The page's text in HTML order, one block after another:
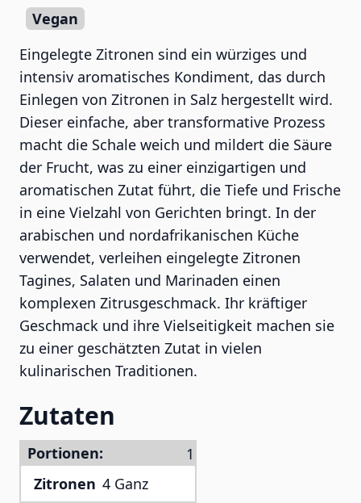
Vegan
Eingelegte Zitronen sind ein würziges und
intensiv aromatisches Kondiment, das durch
Einlegen von Zitronen in Salz hergestellt wird.
Dieser einfache, aber transformative Prozess
macht die Schale weich und mildert die Säure
der Frucht, was zu einer einzigartigen und
aromatischen Zutat führt, die Tiefe und Frische
in eine Vielzahl von Gerichten bringt. In der
arabischen und nordafrikanischen Küche
verwendet, verleihen eingelegte Zitronen
Tagines, Salaten und Marinaden einen
komplexen Zitrusgeschmack. Ihr kräftiger
Geschmack und ihre Vielseitigkeit machen sie
zu einer geschätzten Zutat in vielen
kulinarischen Traditionen.
Zutaten
Portionen:
Zitronen 4 Ganz